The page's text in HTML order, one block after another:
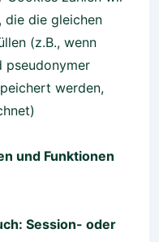
die die gleichen
(z.B., wenn
pseudonymer
werden,
und Funktionen
Session- oder